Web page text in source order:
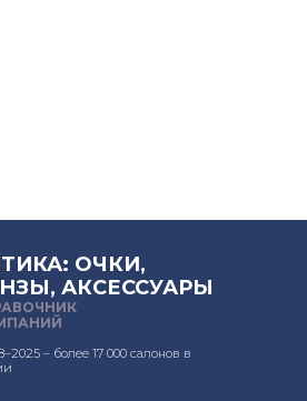
ОЧКИ,
АКСЕССУАРЫ
– более 17 000 салонов в